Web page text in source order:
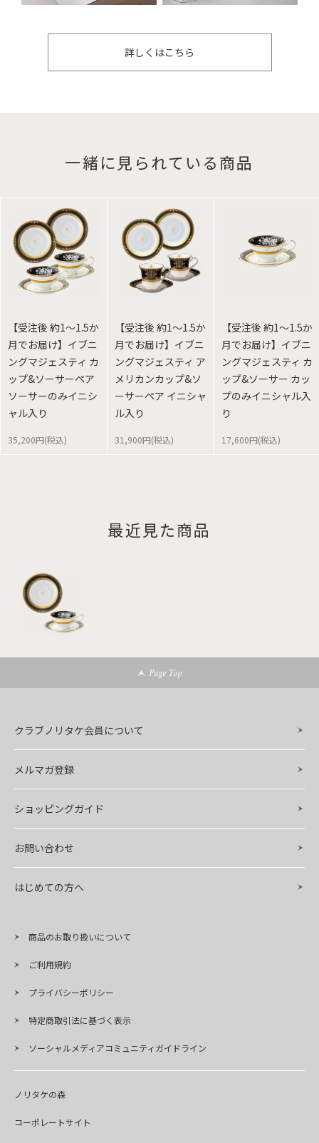
詳しくはこちら
一緒に見られている商品
【受注後 約1～1.5か
月でお届け】イブニ
ングマジェスティ カ
ップ&ソーサーペア
ソーサーのみイニシ
ャル入り
35,200円(税込)
【受注後 約1～1.5か
月でお届け】イブニ
ングマジェスティ ア
メリカンカップ&ソ
ーサーペア イニシャ
ル入り
31,900円(税込)
【受注後 約1～1.5か
月でお届け】イブニ
ングマジェスティ カ
ップ&ソーサー カッ
プのみイニシャル入
り
17,600円(税込)
最近見た商品
Page Top
クラブノリタケ会員について
メルマガ登録
ショッピングガイド
お問い合わせ
はじめての方へ
商品のお取り扱いについて
ご利用規約
プライバシーポリシー
特定商取引法に基づく表示
ソーシャルメディアコミュニティガイドライン
ノリタケの森
コーポレートサイト